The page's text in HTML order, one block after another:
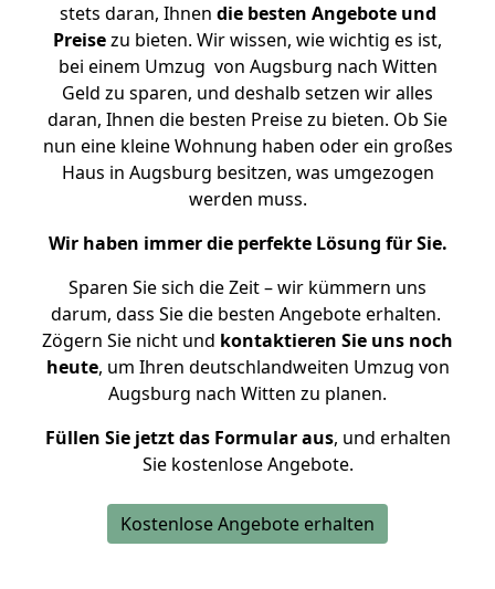
stets daran, Ihnen die besten Angebote und
Preisezu bieten. Wir wissen, wie wichtig es ist,
bei einem Umzug von Augsburg nach Witten
Geld zu sparen, und deshalb setzen wir alles
daran, Ihnen die besten Preise zu bieten. Ob Sie
nun eine kleine Wohnung haben oder ein großes
Haus in Augsburg besitzen, was umgezogen
werden muss.
Wir haben immer die perfekte Lösung für Sie.
Sparen Sie sich die Zeit – wir kümmern uns
darum, dass Sie die besten Angebote erhalten.
Zögern Sie nicht und kontaktieren Sie uns noch
heute, um Ihren deutschlandweiten Umzug von
Augsburg nach Witten zu planen.
Füllen Sie jetzt das Formular aus, und erhalten
Sie kostenlose Angebote.
Kostenlose Angebote erhalten